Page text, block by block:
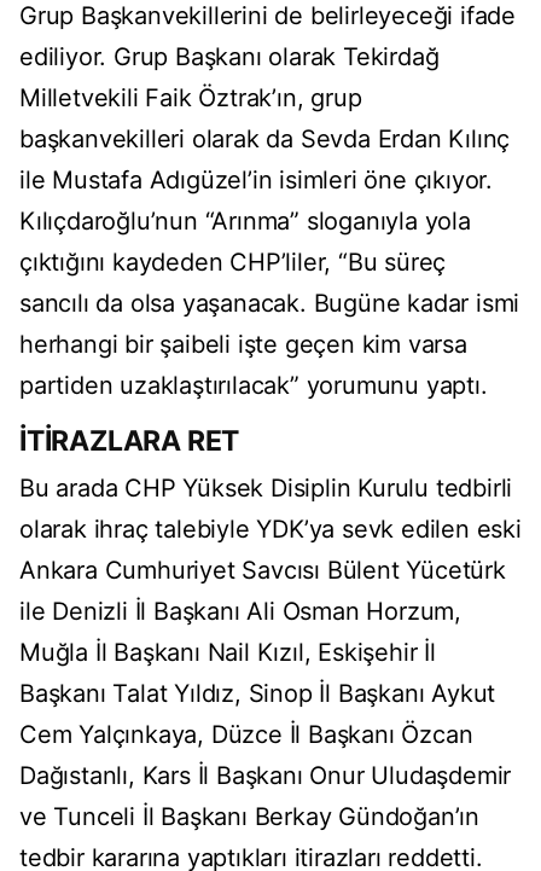
Grup Başkanvekillerini de belirleyeceği ifade
ediliyor. Grup Başkanı olarak Tekirdağ
Milletvekili Faik Öztrak’ın, grup
başkanvekilleri olarak da Sevda Erdan Kılınç
ile Mustafa Adıgüzel’in isimleri öne çıkıyor.
Kılıçdaroğlu’nun “Arınma” sloganıyla yola
çıktığını kaydeden CHP’liler, “Bu süreç
sancılı da olsa yaşanacak. Bugüne kadar ismi
herhangi bir şaibeli işte geçen kim varsa
partiden uzaklaştırılacak” yorumunu yaptı.
İTİRAZLARA RET
Bu arada CHP Yüksek Disiplin Kurulu tedbirli
olarak ihraç talebiyle YDK’ya sevk edilen eski
Ankara Cumhuriyet Savcısı Bülent Yücetürk
ile Denizli İl Başkanı Ali Osman Horzum,
Muğla İl Başkanı Nail Kızıl, Eskişehir İl
Başkanı Talat Yıldız, Sinop İl Başkanı Aykut
Cem Yalçınkaya, Düzce İl Başkanı Özcan
Dağıstanlı, Kars İl Başkanı Onur Uludaşdemir
ve Tunceli İl Başkanı Berkay Gündoğan’ın
tedbir kararına yaptıkları itirazları reddetti.